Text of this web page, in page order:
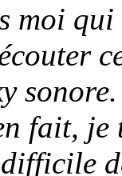
moi
fait,